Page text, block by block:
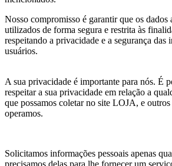
Nosso compromisso é garantir que os dados
utilizados de forma segura e restrita às
respeitando a privacidade e a segurança das
usuários.
A sua privacidade é importante para nós. É
respeitar a sua privacidade em relação a
que possamos coletar no site LOJA, e
operamos.
Solicitamos informações pessoais apenas
precisamos delas para lhe fornecer um